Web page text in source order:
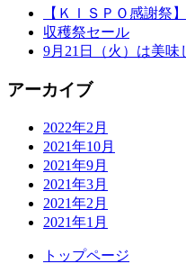
【ＫＩＳＰＯ感謝祭】
収穫祭セール
9月21日（火）は美味
アーカイブ
2022年2月
2021年10月
2021年9月
2021年3月
2021年2月
2021年1月
トップページ